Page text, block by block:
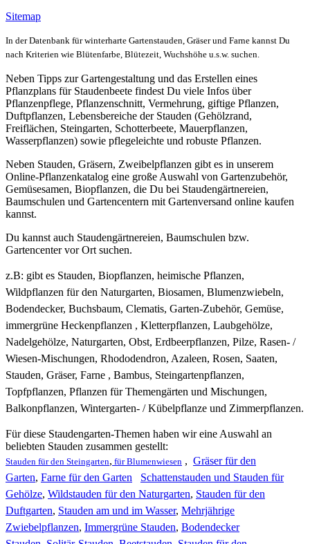
Sitemap
In der Datenbank für winterharte Gartenstauden, Gräser und Farne kannst Du
nach Kriterien wie Blütenfarbe, Blütezeit, Wuchshöhe u.s.w. suchen.
Neben Tipps zur Gartengestaltung und das Erstellen eines
Pflanzplans für Staudenbeete findest Du viele Infos über
Pflanzenpflege, Pflanzenschnitt, Vermehrung, giftige Pflanzen,
Duftpflanzen, Lebensbereiche der Stauden (Gehölzrand,
Freiflächen, Steingarten, Schotterbeete, Mauerpflanzen,
Wasserpflanzen) sowie pflegeleichte und robuste Pflanzen.
Neben Stauden, Gräsern, Zweibelpflanzen gibt es in unserem
Online-Pflanzenkatalog eine große Auswahl von Gartenzubehör,
Gemüsesamen, Biopflanzen, die Du bei Staudengärtnereien,
Baumschulen und Gartencentern mit Gartenversand online kaufen
kannst.
Du kannst auch Staudengärtnereien, Baumschulen bzw.
Gartencenter vor Ort suchen.
z.B: gibt es Stauden, Biopflanzen, heimische Pflanzen,
Wildpflanzen für den Naturgarten, Biosamen, Blumenzwiebeln,
Bodendecker, Buchsbaum, Clematis, Garten-Zubehör, Gemüse,
immergrüne Heckenpflanzen , Kletterpflanzen, Laubgehölze,
Nadelgehölze, Naturgarten, Obst, Erdbeerpflanzen, Pilze, Rasen- /
Wiesen-Mischungen, Rhododendron, Azaleen, Rosen, Saaten,
Stauden, Gräser, Farne , Bambus, Steingartenpflanzen,
Topfpflanzen, Pflanzen für Themengärten und Mischungen,
Balkonpflanzen, Wintergarten- / Kübelpflanze und Zimmerpflanzen.
Für diese Staudengarten-Themen haben wir eine Auswahl an
beliebten Stauden zusammen gestellt:
Stauden für den Steingarten, für Blumenwiesen , Gräser für den
Garten, Farne für den Garten
Schattenstauden und Stauden für
Gehölze, Wildstauden für den Naturgarten, Stauden für den
Duftgarten, Stauden am und im Wasser, Mehrjährige
Zwiebelpflanzen, Immergrüne Stauden, Bodendecker